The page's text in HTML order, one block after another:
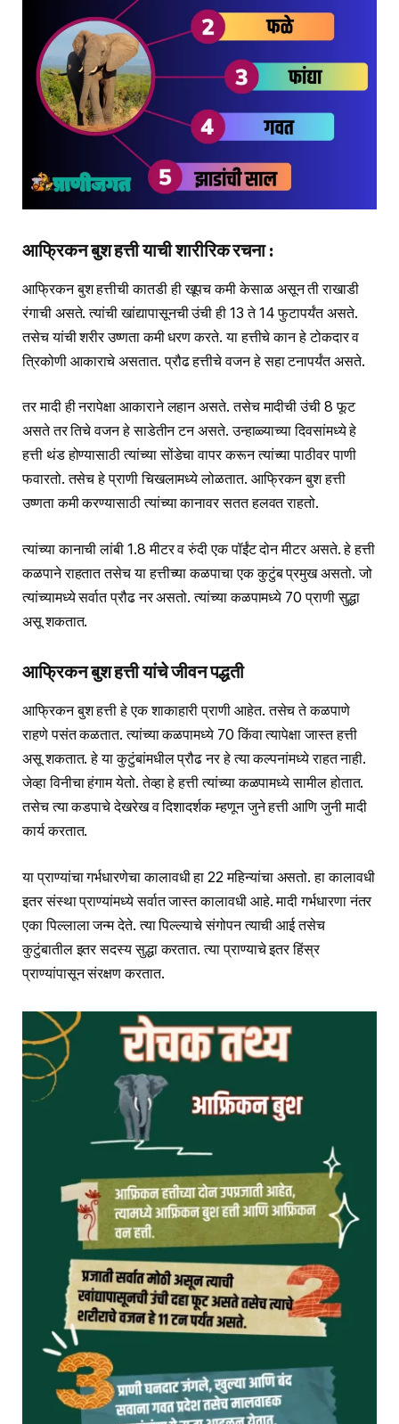
आफ्रिकन बुश हत्ती याची शारीरिक रचना :
आफ्रिकन बुश हत्तीची कातडी ही खूपच कमी केसाळ असून ती राखाडी
रंगाची असते. त्यांची खांद्यापासूनची उंची ही 13 ते 14 फुटापर्यंत असते.
तसेच यांची शरीर उष्णता कमी धरण करते. या हत्तीचे कान हे टोकदार व
त्रिकोणी आकाराचे असतात. प्रौढ हत्तीचे वजन हे सहा टनापर्यंत असते.
तर मादी ही नरापेक्षा आकाराने लहान असते. तसेच मादीची उंची 8 फूट
असते तर तिचे वजन हे साडेतीन टन असते. उन्हाळ्याच्या दिवसांमध्ये हे
हत्ती थंड होण्यासाठी त्यांच्या सोंडेचा वापर करून त्यांच्या पाठीवर पाणी
फवारतो. तसेच हे प्राणी चिखलामध्ये लोळतात. आफ्रिकन बुश हत्ती
उष्णता कमी करण्यासाठी त्यांच्या कानावर सतत हलवत राहतो.
त्यांच्या कानाची लांबी 1.8 मीटर व रुंदी एक पॉईंट दोन मीटर असते. हे हत्ती
कळपाने राहतात तसेच या हत्तीच्या कळपाचा एक कुटुंब प्रमुख असतो. जो
त्यांच्यामध्ये सर्वात प्रौढ नर असतो. त्यांच्या कळपामध्ये 70 प्राणी सुद्धा
असू शकतात.
आफ्रिकन बुश हत्ती यांचे जीवन पद्धती
आफ्रिकन बुश हत्ती हे एक शाकाहारी प्राणी आहेत. तसेच ते कळपाणे
राहणे पसंत कळतात. त्यांच्या कळपामध्ये 70 किंवा त्यापेक्षा जास्त हत्ती
असू शकतात. हे या कुटुंबांमधील प्रौढ नर हे त्या कल्पनांमध्ये राहत नाही.
जेव्हा विनीचा हंगाम येतो. तेव्हा हे हत्ती त्यांच्या कळपामध्ये सामील होतात.
तसेच त्या कडपाचे देखरेख व दिशादर्शक म्हणून जुने हत्ती आणि जुनी मादी
कार्य करतात.
या प्राण्यांचा गर्भधारणेचा कालावधी हा 22 महिन्यांचा असतो. हा कालावधी
इतर संस्था प्राण्यांमध्ये सर्वात जास्त कालावधी आहे. मादी गर्भधारणा नंतर
एका पिल्लाला जन्म देते. त्या पिल्ल्याचे संगोपन त्याची आई तसेच
कुटुंबातील इतर सदस्य सुद्धा करतात. त्या प्राण्याचे इतर हिंस्र
प्राण्यांपासून संरक्षण करतात.